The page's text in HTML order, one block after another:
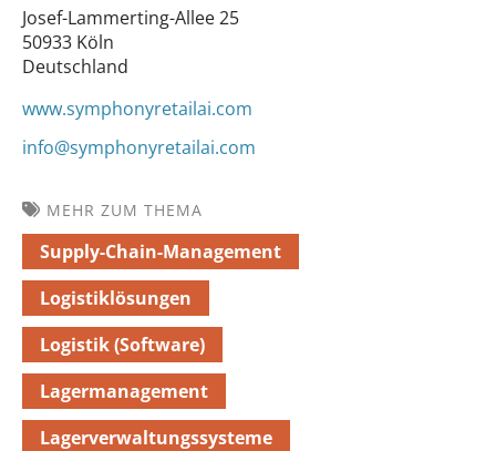
Josef-Lammerting-Allee 25
50933 Köln
Deutschland
www.symphonyretailai.com
info@symphonyretailai.com
MEHR ZUM THEMA
Supply-Chain-Management
Logistiklösungen
Logistik (Software)
Lagermanagement
Lagerverwaltungssysteme